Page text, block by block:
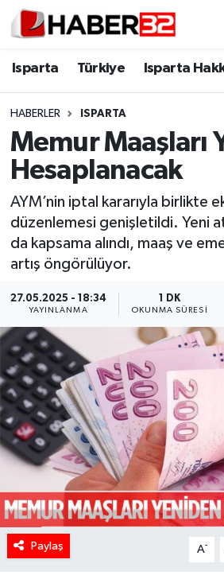
Isparta Türkiye Isparta
HABERLER ISPARTA
Memur Maaşları
Hesaplanacak
AYM’nin iptal kararıyla birlikte
düzenlemesi genişletildi. Yeni
da kapsama alındı, maaş ve
artış öngörülüyor.
27.05.2025 - 18:34
YAYINLANMA
1 DK
OKUNMA SÜRESI
Paylaş A-
Isparta
Esnaf Diyor ki;
ASAYİŞ
BİLİM VE TEKNOLOJİ
EĞİTİM
GENEL
Güncel
HABERDE İNSAN
İlginç
KÜLTÜR SANAT
MAGAZİN
Oyun
Isparta Nöbetçi Eczaneler
Isparta Trafik Yoğunluk
Süper Lig Puan Durumu ve
Tüm Manşetler
Son Dakika Haberleri
Haber Arşivi